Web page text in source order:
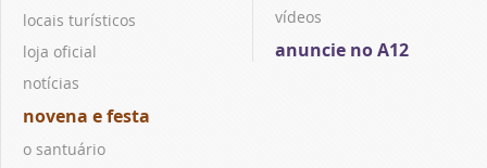
locais turísticos
loja oficial
notícias
novena e festa
o santuário
vídeos
anuncie no A12